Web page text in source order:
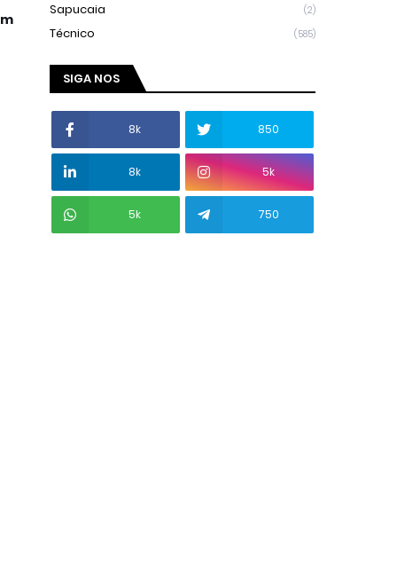
Sapucaia (2)
Técnico (585)
SIGA NOS
8k 850
8k 5k
5k 750